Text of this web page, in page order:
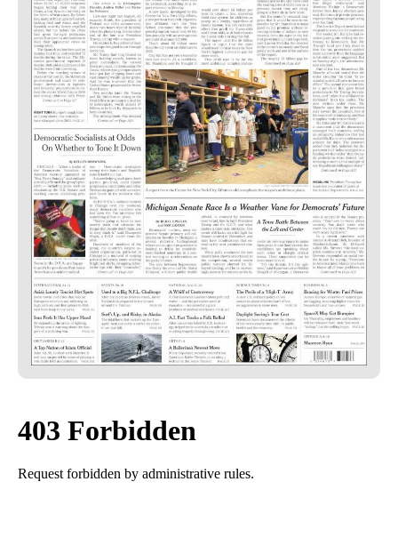
GASTRONOMÍA
SALUD
ESCAPARATE
24X7
LA RETAGUARDIA
LA BURBUJA
DIRECTORIOS
LO ÚLTIMO
BLOGS
VÍDEOS
TEMAS
PERSONAJES
ORGANISMOS
LUGARES
AUTORES
HEMEROTECA
OFERTAS
ENLACES